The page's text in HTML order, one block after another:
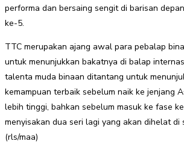
performa dan bersaing sengit di barisan
ke-5.
TTC merupakan ajang awal para pebalap
untuk menunjukkan bakatnya di balap
talenta muda binaan ditantang untuk
kemampuan terbaik sebelum naik ke jenjang
lebih tinggi, bahkan sebelum masuk ke fase
menyisakan dua seri lagi yang akan dihelat di
(rls/maa)